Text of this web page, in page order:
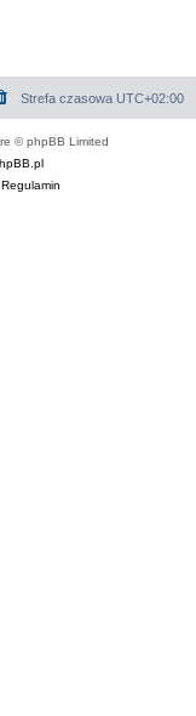
Strefa czasowa UTC+02:00
© phpBB Limited
Regulamin